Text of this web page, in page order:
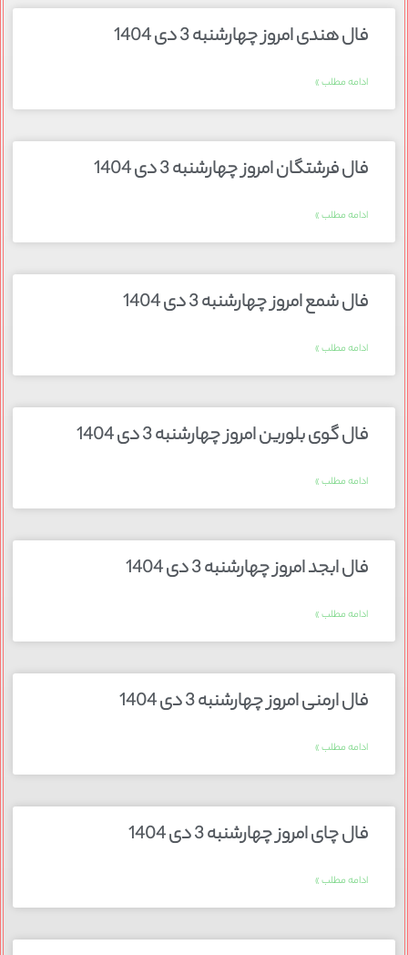
فال هندی امروز چهارشنبه 3 دی 1404
ادامه مطلب »
فال فرشتگان امروز چهارشنبه 3 دی 1404
ادامه مطلب »
فال شمع امروز چهارشنبه 3 دی 1404
ادامه مطلب »
فال گوی بلورین امروز چهارشنبه 3 دی 1404
ادامه مطلب »
فال ابجد امروز چهارشنبه 3 دی 1404
ادامه مطلب »
فال ارمنی امروز چهارشنبه 3 دی 1404
ادامه مطلب »
فال چای امروز چهارشنبه 3 دی 1404
ادامه مطلب »